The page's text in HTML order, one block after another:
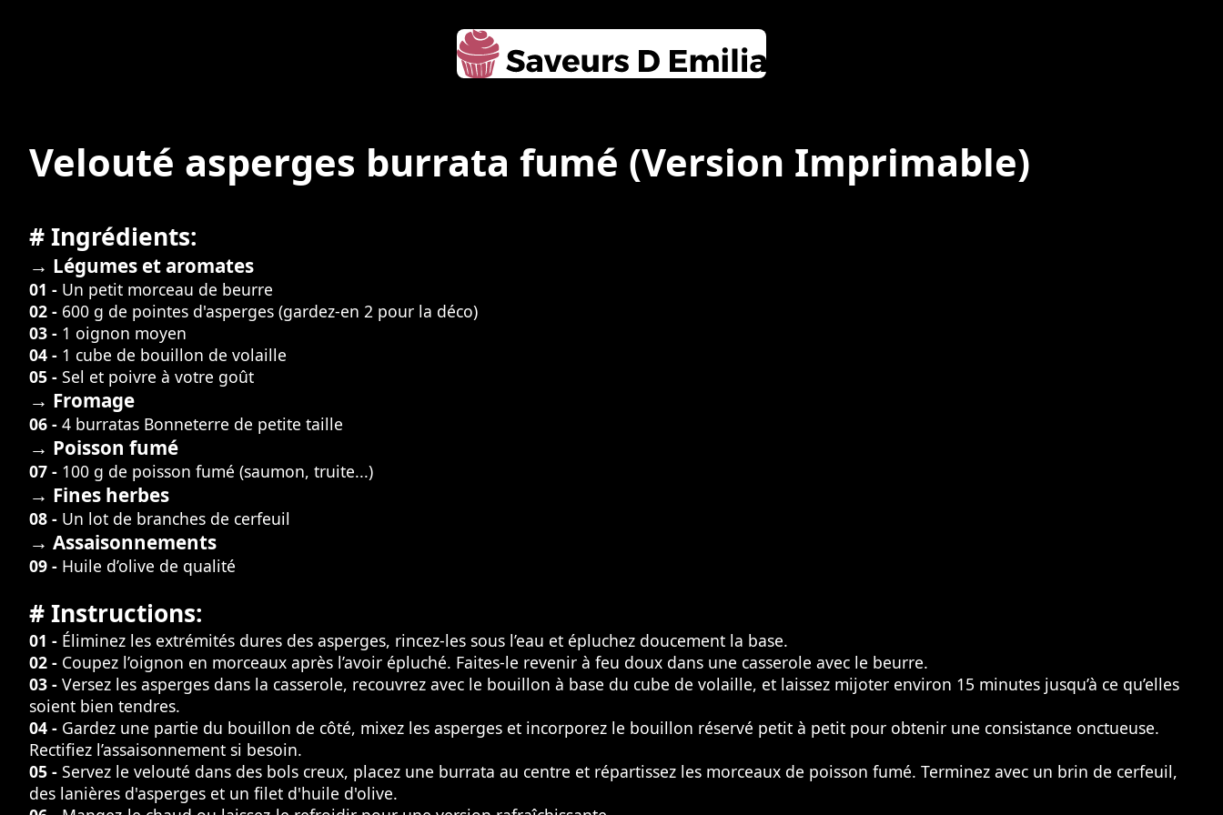
Velouté asperges burrata fumé (Version Imprimable)
# Ingrédients:
→ Légumes et aromates
01 - Un petit morceau de beurre
02 - 600 g de pointes d'asperges (gardez-en 2 pour la déco)
03 - 1 oignon moyen
04 - 1 cube de bouillon de volaille
05 - Sel et poivre à votre goût
→ Fromage
06 - 4 burratas Bonneterre de petite taille
→ Poisson fumé
07 - 100 g de poisson fumé (saumon, truite...)
→ Fines herbes
08 - Un lot de branches de cerfeuil
→ Assaisonnements
09 - Huile d’olive de qualité
# Instructions:
01 - Éliminez les extrémités dures des asperges, rincez-les sous l’eau et épluchez doucement la base.
02 - Coupez l’oignon en morceaux après l’avoir épluché. Faites-le revenir à feu doux dans une casserole avec le beurre.
03 - Versez les asperges dans la casserole, recouvrez avec le bouillon à base du cube de volaille, et laissez mijoter environ 15 minutes jusqu’à ce qu’elles
soient bien tendres.
04 - Gardez une partie du bouillon de côté, mixez les asperges et incorporez le bouillon réservé petit à petit pour obtenir une consistance onctueuse.
Rectifiez l’assaisonnement si besoin.
05 - Servez le velouté dans des bols creux, placez une burrata au centre et répartissez les morceaux de poisson fumé. Terminez avec un brin de cerfeuil,
des lanières d'asperges et un filet d'huile d'olive.